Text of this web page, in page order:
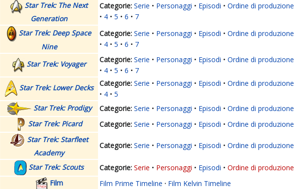
Star Trek: The Next
Generation
Serie Personaggi Episodi Ordine di produzione
4
5 6
7
Star Trek: Deep Space
Nine
Serie Personaggi Episodi Ordine di produzione
4
5 6 7
Star Trek: Voyager Serie Personaggi Episodi Ordine di produzione
4
5 6
7
Star Trek: Lower Decks
Serie Personaggi Episodi Ordine di produzione
4
5
Star Trek: Prodigy
Serie Personaggi Episodi Ordine di produzione
Star Trek: Picard
Serie Personaggi Episodi Ordine di produzione
Star Trek: Starfleet
Academy
Serie Personaggi Episodi Ordine di produzione
Star Trek: Scouts Serie Personaggi Episodi Ordine di produzione
Film
Film Prime Timeline · Film Kelvin Timeline